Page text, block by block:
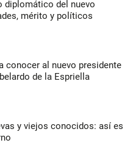
diplomático del nuevo
mérito y políticos
conocer al nuevo presidente
de la Espriella
y viejos conocidos: así es